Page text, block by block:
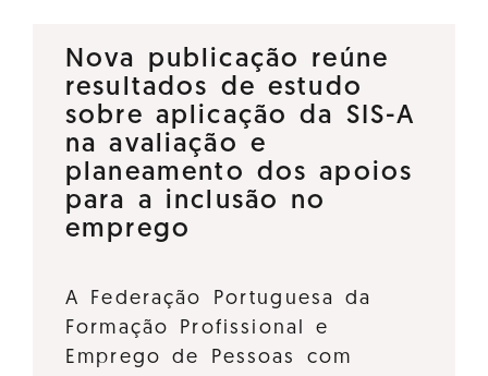
Nova publicação reúne
resultados de estudo
sobre aplicação da SIS-A
na avaliação e
planeamento dos apoios
para a inclusão no
emprego
A Federação Portuguesa da
Formação Profissional e
Emprego de Pessoas com